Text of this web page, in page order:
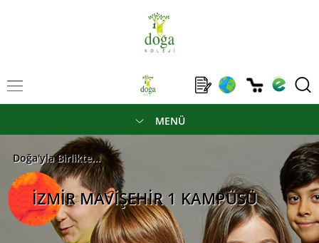
MENÜ
Doğa'yla Birlikte...
İZMİR MAVİŞEHİR 1 KAMPÜSÜ